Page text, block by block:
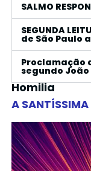
SALMO
SEGUNDA
de São Paulo
Proclamação
segundo João
Homilia
A SANTÍSSIMA